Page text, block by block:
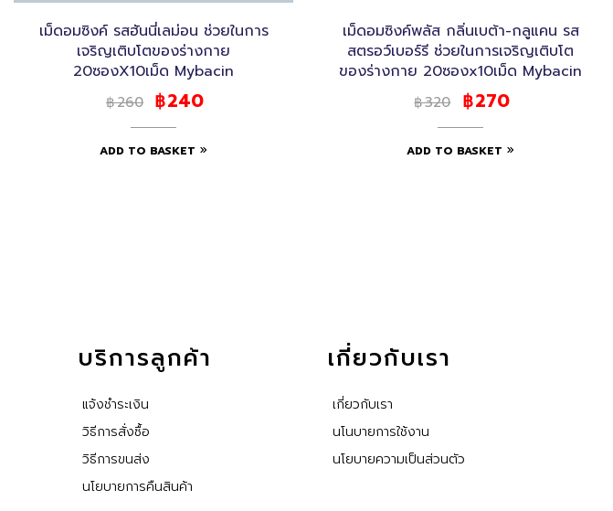
เม็ดอมซิงค์ รสฮันนี่เลม่อน ช่วยในการ
เจริญเติบโตของร่างกาย
20ซองX10เม็ด Mybacin
฿260 ฿240
ADD TO BASKET
เม็ดอมซิงค์พลัส กลิ่นเบต้า-กลูแคน รส
สตรอว์เบอร์รี ช่วยในการเจริญเติบโต
ของร่างกาย 20ซองx10เม็ด Mybacin
฿320 ฿270
ADD TO BASKET
บริการลูกค้า
แจ้งชำระเงิน
วิธีการสั่งซื้อ
วิธีการขนส่ง
นโยบายการคืนสินค้า
เกี่ยวกับเรา
เกี่ยวกับเรา
นโนบายการใช้งาน
นโยบายความเป็นส่วนตัว